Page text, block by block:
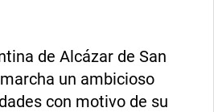
de Alcázar de San
un ambicioso
con motivo de su